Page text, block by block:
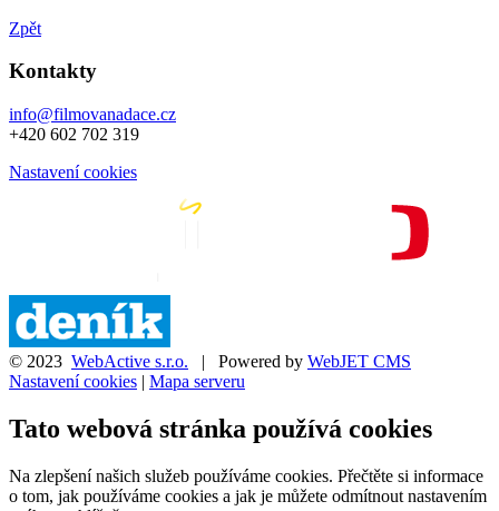
Zpět
Kontakty
info@filmovanadace.cz
+420 602 702 319
Nastavení cookies
© 2023 WebActive s.r.o. | Powered by WebJET CMS
Nastavení cookies | Mapa serveru
Tato webová stránka používá cookies
Na zlepšení našich služeb používáme cookies. Přečtěte si informace
o tom, jak používáme cookies a jak je můžete odmítnout nastavením